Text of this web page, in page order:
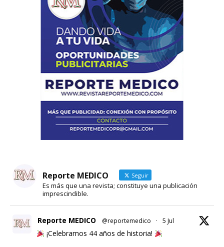
Reporte MEDICO Seguir
Es más que una revista; constituye una publicación
imprescindible.
Reporte MEDICO @reportemedico · 5 Jul
¡Celebramos 44 años de historia!